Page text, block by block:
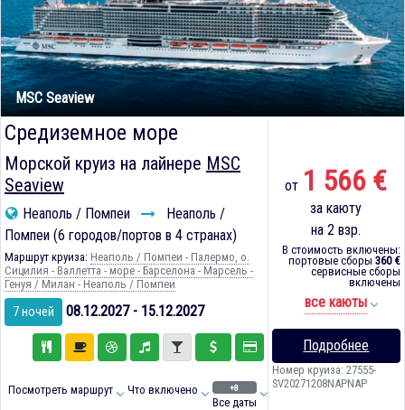
MSC Seaview
Средиземное море
Морской круиз на лайнере MSC
Seaview
Неаполь / Помпеи
Неаполь /
Помпеи (6 городов/портов в 4 странах)
Маршрут круиза: Неаполь / Помпеи - Палермо, о.
Сицилия - Валлетта - море - Барселона - Марсель -
Генуя / Милан - Неаполь / Помпеи
7 ночей 08.12.2027 - 15.12.2027
Посмотреть маршрут Что включено +8
Все даты
от 1 566 €
за каюту
на 2 взр.
В стоимость включены:
портовые сборы 360 €
сервисные сборы
включены
все каюты
Подробнее
Номер круиза: 27555-
SV20271208NAPNAP